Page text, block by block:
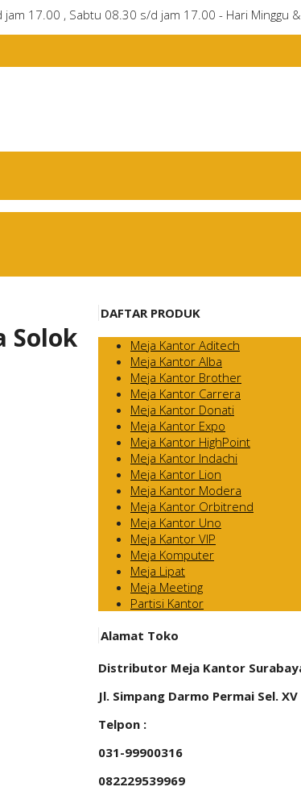
jam 17.00 , Sabtu 08.30 s/d jam 17.00 - Hari Minggu
Solok
DAFTAR PRODUK
Meja Kantor Aditech
Meja Kantor Alba
Meja Kantor Brother
Meja Kantor Carrera
Meja Kantor Donati
Meja Kantor Expo
Meja Kantor HighPoint
Meja Kantor Indachi
Meja Kantor Lion
Meja Kantor Modera
Meja Kantor Orbitrend
Meja Kantor Uno
Meja Kantor VIP
Meja Komputer
Meja Lipat
Meja Meeting
Partisi Kantor
Alamat Toko
Distributor Meja Kantor
Jl. Simpang Darmo Permai Sel.
Telpon :
031-99900316
082229539969